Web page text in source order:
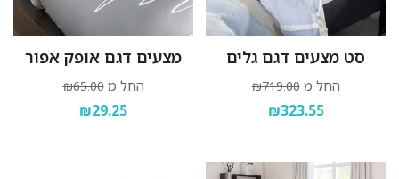
סט מצעים דגם גלים
החל מ ₪719.00
₪323.55
מצעים דגם אופק אפור
החל מ ₪65.00
₪29.25